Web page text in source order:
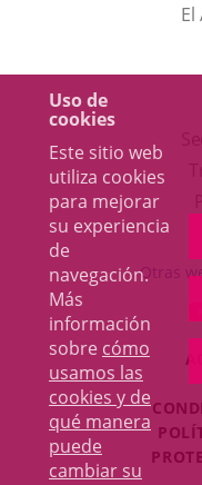
Uso de
cookies
Este sitio web
utiliza cookies
para mejorar
su experiencia
de
navegación.
Más
información
sobre cómo
usamos las
cookies y de
qué manera
puede
cambiar su
Otras